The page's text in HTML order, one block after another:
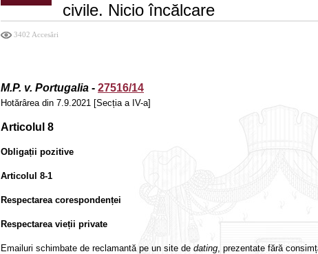
civile. Nicio încălcare
3402 Accesări
M.P. v. Portugalia - 27516/14
Hotărârea din 7.9.2021 [Secția a IV-a]
Articolul 8
Obligații pozitive
Articolul 8-1
Respectarea corespondenței
Respectarea vieții private
Emailuri schimbate de reclamantă pe un site de dating, prezentate fără